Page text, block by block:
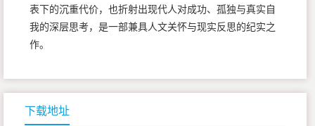
表下的沉重代价，也折射出现代人对成功、孤独与真实自
我的深层思考，是一部兼具人文关怀与现实反思的纪实之
作。
下载地址